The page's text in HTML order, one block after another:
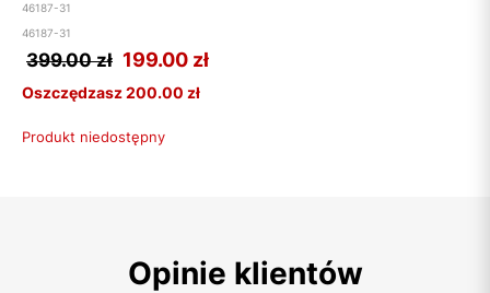
46187-31
46187-31
399.00 zł 199.00 zł
Oszczędzasz 200.00 zł
Produkt niedostępny
Opinie klientów